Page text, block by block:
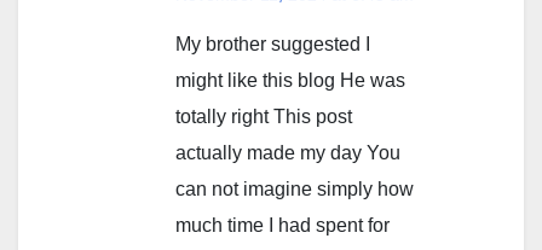
My brother suggested I
might like this blog He was
totally right This post
actually made my day You
can not imagine simply how
much time I had spent for